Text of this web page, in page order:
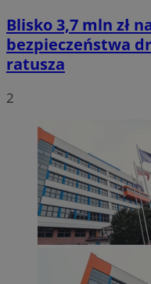
Blisko 3,7 mln zł
bezpieczeństwa
ratusza
2